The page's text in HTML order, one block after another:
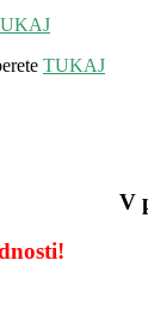
TUKAJ
V